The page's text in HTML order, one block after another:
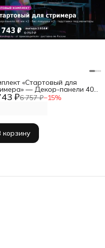
₽6 757 ₽−15%
«Стартовый для
— Декор-панели 40
листа) + бас-ловушки (2 шт)
корзину